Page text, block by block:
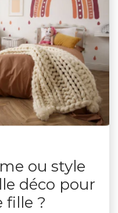
ou style
déco pour
fille ?